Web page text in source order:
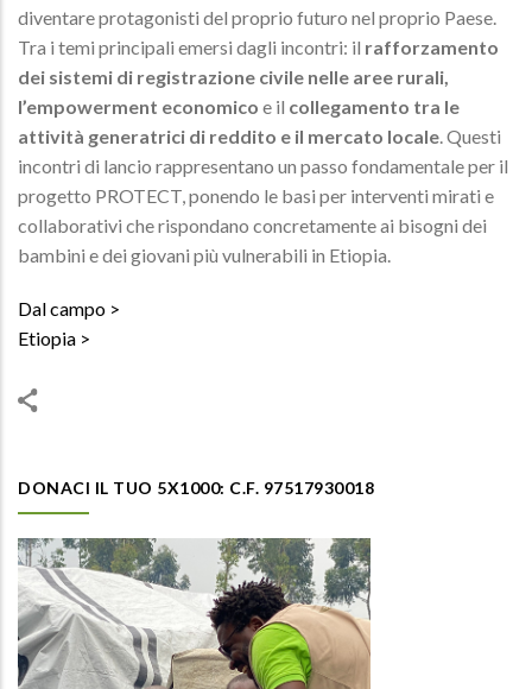
diventare protagonisti del proprio futuro nel proprio Paese.
Tra i temi principali emersi dagli incontri: il rafforzamento
dei sistemi di registrazione civile nelle aree rurali,
l’empowerment economico e il collegamento tra le
attività generatrici di reddito e il mercato locale. Questi
incontri di lancio rappresentano un passo fondamentale per il
progetto PROTECT, ponendo le basi per interventi mirati e
collaborativi che rispondano concretamente ai bisogni dei
bambini e dei giovani più vulnerabili in Etiopia.
Dal campo
Etiopia
DONACI IL TUO 5X1000: C.F. 97517930018